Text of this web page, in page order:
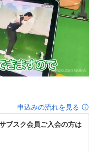
ン有無など）
うに、練習前にヒアリ
シンを4打席導入して
データ分析をお楽しみ
申込みの流れを見る
ブスク会員ご入会の方は